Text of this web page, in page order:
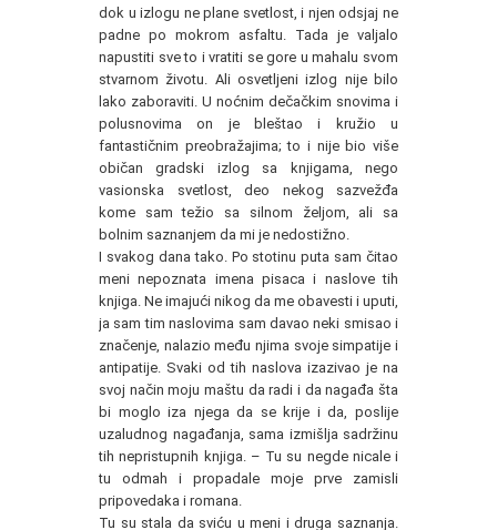
dok u izlogu ne plane svetlost, i njen odsjaj ne
padne po mokrom asfaltu. Tada je valjalo
napustiti sve to i vratiti se gore u mahalu svom
stvarnom životu. Ali osvetljeni izlog nije bilo
lako zaboraviti. U noćnim dečačkim snovima i
polusnovima on je bleštao i kružio u
fantastičnim preobražajima; to i nije bio više
običan gradski izlog sa knjigama, nego
vasionska svetlost, deo nekog sazvežđa
kome sam težio sa silnom željom, ali sa
bolnim saznanjem da mi je nedostižno.
I svakog dana tako. Po stotinu puta sam čitao
meni nepoznata imena pisaca i naslove tih
knjiga. Ne imajući nikog da me obavesti i uputi,
ja sam tim naslovima sam davao neki smisao i
značenje, nalazio među njima svoje simpatije i
antipatije. Svaki od tih naslova izazivao je na
svoj način moju maštu da radi i da nagađa šta
bi moglo iza njega da se krije i da, poslije
uzaludnog nagađanja, sama izmišlja sadržinu
tih nepristupnih knjiga. – Tu su negde nicale i
tu odmah i propadale moje prve zamisli
pripovedaka i romana.
Tu su stala da sviću u meni i druga saznanja.